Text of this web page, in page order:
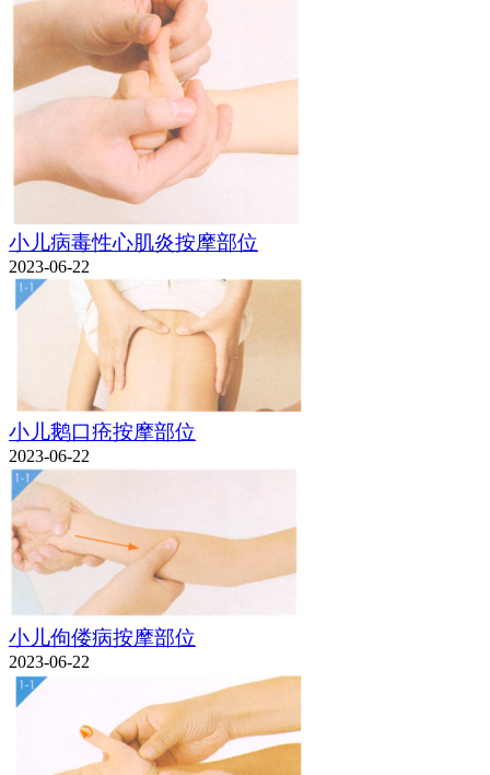
小儿病毒性心肌炎按摩部位
2023-06-22
小儿鹅口疮按摩部位
2023-06-22
小儿佝偻病按摩部位
2023-06-22